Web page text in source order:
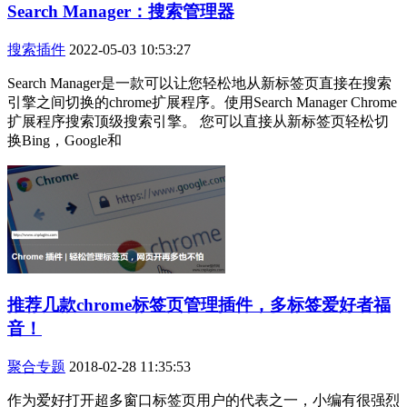
Search Manager：搜索管理器
搜索插件 2022-05-03 10:53:27
Search Manager是一款可以让您轻松地从新标签页直接在搜索
引擎之间切换的chrome扩展程序。使用Search Manager Chrome
扩展程序搜索顶级搜索引擎。 您可以直接从新标签页轻松切
换Bing，Google和
推荐几款chrome标签页管理插件，多标签爱好者福
音！
聚合专题 2018-02-28 11:35:53
作为爱好打开超多窗口标签页用户的代表之一，小编有很强烈